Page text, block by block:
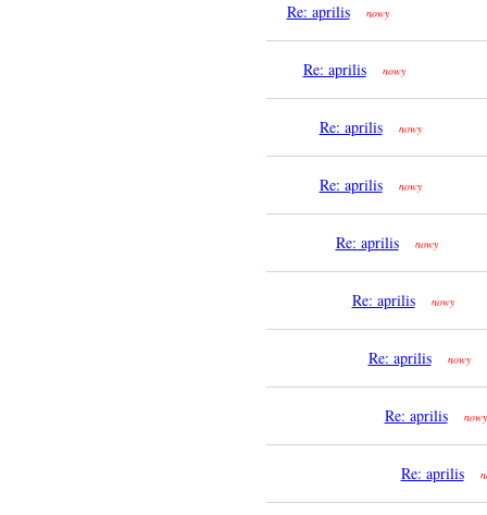
Re: aprilis nowy
Re: aprilis nowy
Re: aprilis nowy
Re: aprilis nowy
Re: aprilis nowy
Re: aprilis nowy
Re: aprilis nowy
Re: aprilis nowy
Re: aprilis